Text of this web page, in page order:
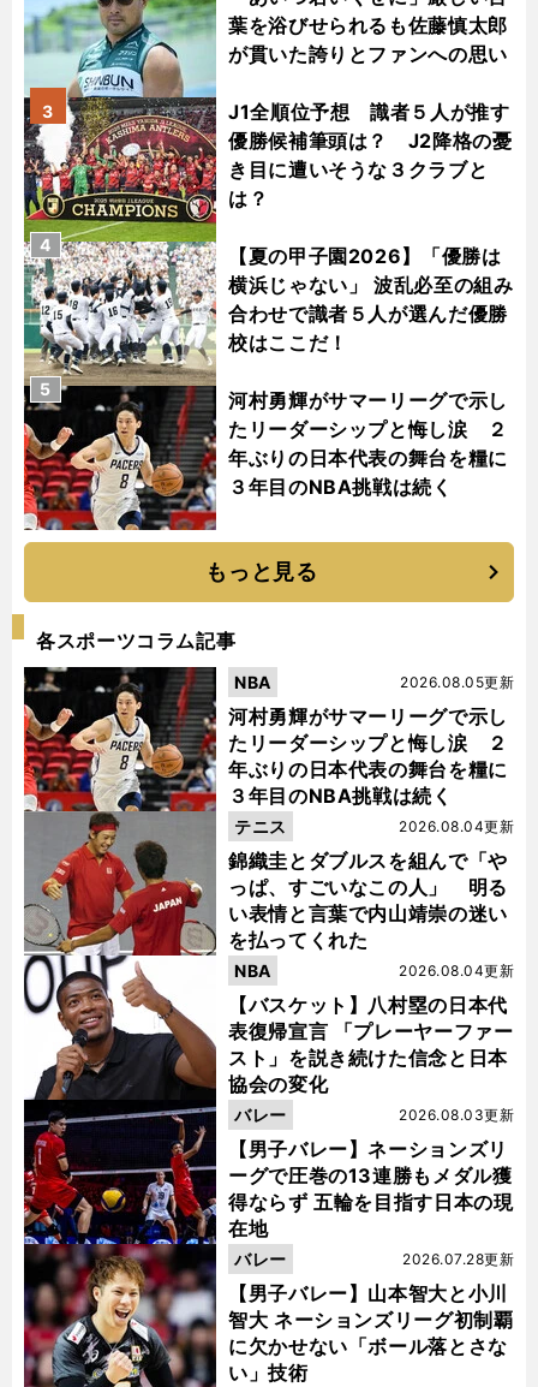
葉を浴びせられるも佐藤慎太郎
が貫いた誇りとファンへの思い
J1全順位予想 識者５人が推す
優勝候補筆頭は？ J2降格の憂
き目に遭いそうな３クラブと
は？
3
【夏の甲子園2026】「優勝は
横浜じゃない」 波乱必至の組み
合わせで識者５人が選んだ優勝
校はここだ！
4
河村勇輝がサマーリーグで示し
たリーダーシップと悔し涙 ２
年ぶりの日本代表の舞台を糧に
３年目のNBA挑戦は続く
5
もっと見る
各スポーツコラム記事
河村勇輝がサマーリーグで示し
たリーダーシップと悔し涙 ２
年ぶりの日本代表の舞台を糧に
３年目のNBA挑戦は続く
2026.08.05更新
NBA
錦織圭とダブルスを組んで「や
っぱ、すごいなこの人」 明る
い表情と言葉で内山靖崇の迷い
を払ってくれた
2026.08.04更新
テニス
【バスケット】八村塁の日本代
表復帰宣言 「プレーヤーファー
スト」を説き続けた信念と日本
協会の変化
2026.08.04更新
NBA
【男子バレー】ネーションズリ
ーグで圧巻の13連勝もメダル獲
得ならず 五輪を目指す日本の現
在地
2026.08.03更新
バレー
【男子バレー】山本智大と小川
智大 ネーションズリーグ初制覇
に欠かせない「ボール落とさな
い」技術
2026.07.28更新
バレー